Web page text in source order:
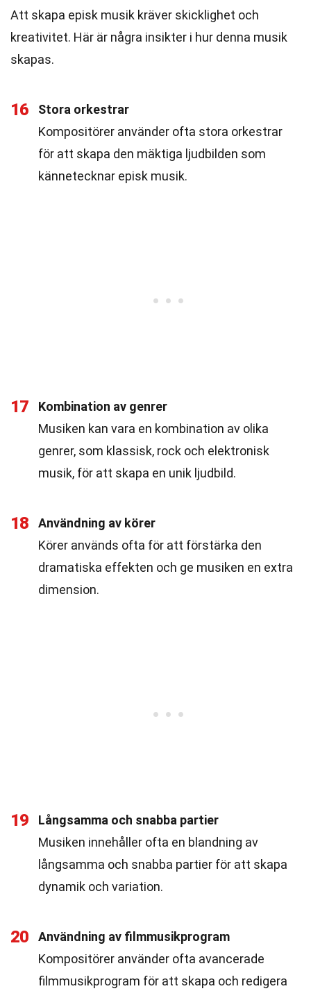
Att skapa episk musik kräver skicklighet och
kreativitet. Här är några insikter i hur denna musik
skapas.
16
Stora orkestrar
Kompositörer använder ofta stora orkestrar
för att skapa den mäktiga ljudbilden som
kännetecknar episk musik.
17
Kombination av genrer
Musiken kan vara en kombination av olika
genrer, som klassisk, rock och elektronisk
musik, för att skapa en unik ljudbild.
18
Användning av körer
Körer används ofta för att förstärka den
dramatiska effekten och ge musiken en extra
dimension.
19
Långsamma och snabba partier
Musiken innehåller ofta en blandning av
långsamma och snabba partier för att skapa
dynamik och variation.
20
Användning av filmmusikprogram
Kompositörer använder ofta avancerade
filmmusikprogram för att skapa och redigera